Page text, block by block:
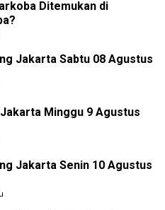
Ditemukan di
Jakarta Sabtu 08 Agustus
Minggu 9 Agustus
Jakarta Senin 10 Agustus